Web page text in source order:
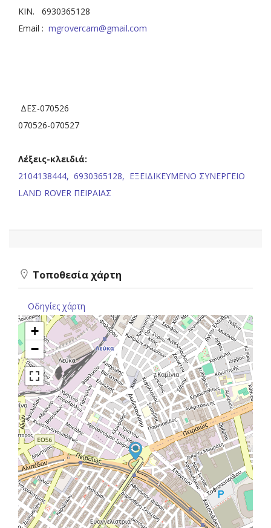
ΚΙΝ. 6930365128
Email : mgrovercam@gmail.com
ΔΕΣ-070526
070526-070527
Λέξεις-κλειδιά:
2104138444, 6930365128, ΕΞΕΙΔΙΚΕΥΜΕΝΟ ΣΥΝΕΡΓΕΙΟ
LAND ROVER ΠΕΙΡΑΙΑΣ
Τοποθεσία χάρτη
Οδηγίες χάρτη
+
−